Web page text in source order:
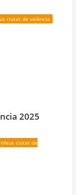
ciutat de valència
2025
ciutat de